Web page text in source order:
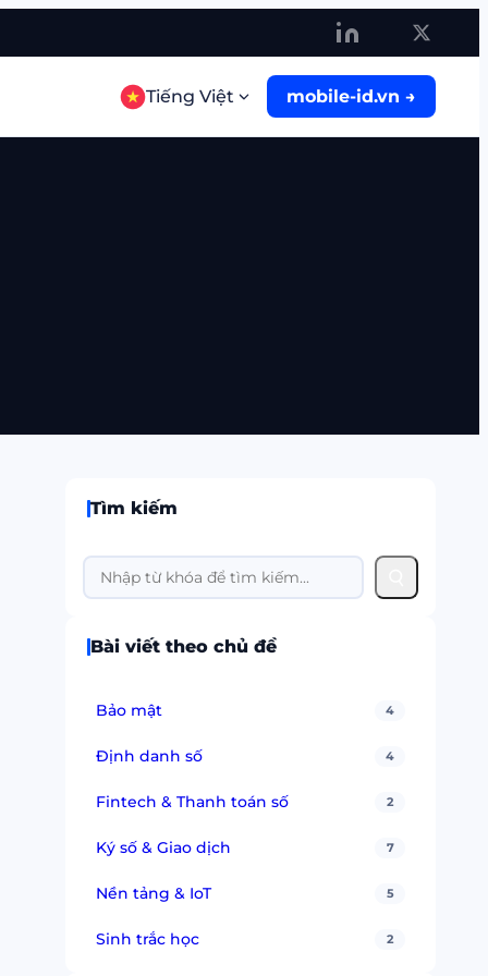
Tiếng Việt mobile-id.vn →
Tìm kiếm
Search
Bài viết theo chủ đề
Bảo mật 4
Định danh số 4
Fintech & Thanh toán số 2
Ký số & Giao dịch 7
Nền tảng & IoT 5
Sinh trắc học 2